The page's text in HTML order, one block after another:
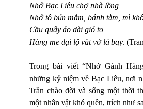
Nhớ Bạc Liêu chợ nhà lồng
Nhớ tô bún mắm, bánh tằm, mì
Cầu quây áo dài gió to
Hàng me đại lộ vât vờ lá bay.
Trong bài viết “Nhớ Gánh
những kỷ niệm về Bạc Liêu, nơi
Trần chào đời và sống một thời
một nhân vật khó quên, trích như